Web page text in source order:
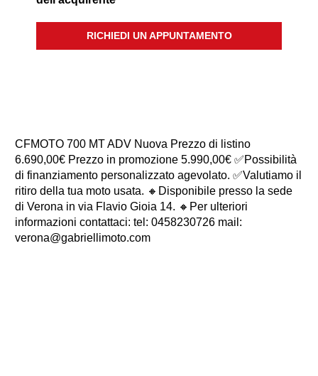
RICHIEDI UN APPUNTAMENTO
CFMOTO 700 MT ADV Nuova Prezzo di listino
6.690,00€ Prezzo in promozione 5.990,00€ ✅Possibilità
di finanziamento personalizzato agevolato. ✅Valutiamo il
ritiro della tua moto usata. 🔸Disponibile presso la sede
di Verona in via Flavio Gioia 14. 🔸Per ulteriori
informazioni contattaci: tel: 0458230726 mail:
verona@gabriellimoto.com